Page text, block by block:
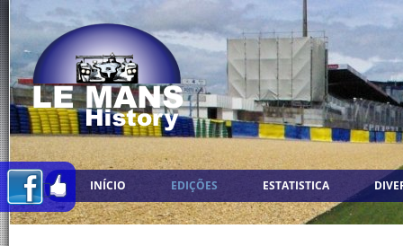
INÍCIO EDIÇÕES ESTATISTICA